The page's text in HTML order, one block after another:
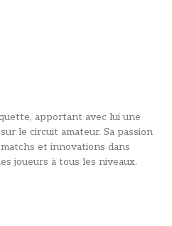
apportant avec lui une
le circuit amateur. Sa passion
et innovations dans
joueurs à tous les niveaux.